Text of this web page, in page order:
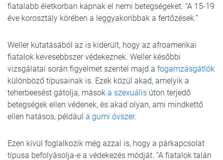
fiatalabb életkorban kapnak el nemi betegségeket. “A 15-19
éve korosztály körében a leggyakoribbak a fertőzések.”
Weller kutatásából az is kiderült, hogy az afroamerikai
fiatalok kevesebbszer védekeznek. Weller későbbi
vizsgálatai során figyelmet szentel majd a fogamzásgátlók
különböző típusainak is. Ezek közül akad, amelyik a
teherbeesést gátolja, mások a szexuális úton terjedő
betegségek ellen védenek, és akad olyan, ami mindkettő
ellen hatásos, például a gumi óvszer.
Ezen kívül foglalkozik még azzal is, hogy a párkapcsolat
típusa befolyásolja-e a védekezés módját. “A fiatalok talán